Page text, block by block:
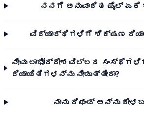
ನನಗೆ ಅನುವಾದಿತ ಫೈಲ್ ಏಕೆ
ವಿದ್ಯಾರ್ಥಿಗಳಿಗೆ ಶಿಕ್ಷಣ
ನೀವು ಲಾಭೋದ್ದೇಶವಿಲ್ಲದ
ರಿಯಾಯಿತಿಗಳನ್ನು ನೀಡುತ್ತೀರಾ?
ನಾನು ರಿಫಂಡ್ ಅನ್ನು